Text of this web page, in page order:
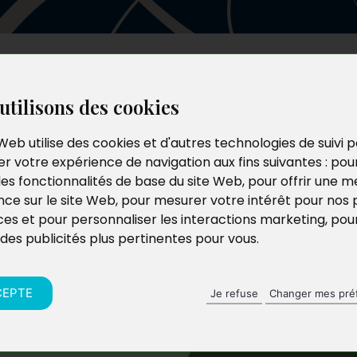
des cookies
utilise des cookies et d'autres technologies de suivi
votre expérience de navigation aux fins suivantes :
fonctionnalités de base du site Web, pour offrir une
sur le site Web, pour mesurer votre intérêt pour nos
et pour personnaliser les interactions marketing,
publicités plus pertinentes pour vous.
Je refuse Changer mes